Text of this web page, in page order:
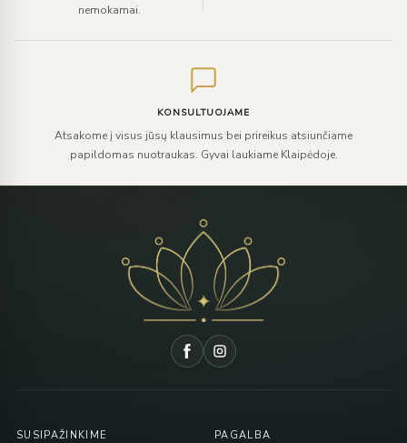
nemokamai.
KONSULTUOJAME
Atsakome į visus jūsų klausimus bei prireikus atsiunčiame
papildomas nuotraukas. Gyvai laukiame Klaipėdoje.
SUSIPAŽINKIME PAGALBA